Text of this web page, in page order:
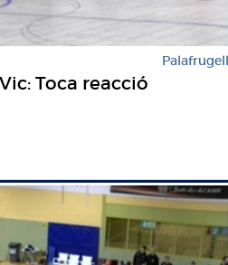
Palafrugell
Toca reacció